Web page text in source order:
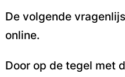
De volgende
online.
Door op de tegel met